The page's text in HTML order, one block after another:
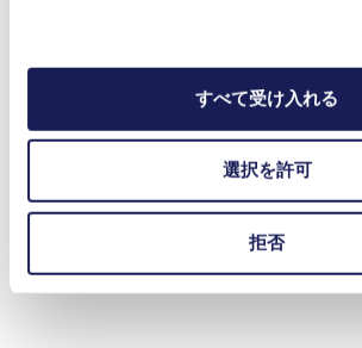
すべて受け入れる
選択を許可
拒否
Intelligent Pump UART Interface Description
PDF (2 MB) - 技術文書 - 英語
PDF (485 KB) - 技術文書 - 英語